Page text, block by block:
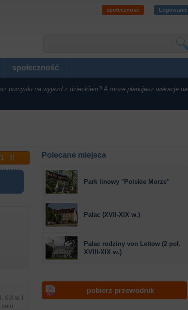
społeczność Logowanie
społeczność
pomysłu na wyjazd z dzieckiem? A może planujesz wakacje na
- 3)
XIX w. i
dom
Polecane miejsca
Park linowy "Polskie Morze"
Pałac (XVII-XIX w.)
Pałac rodziny von Lettow (2 poł.
XVIII-XIX w.)